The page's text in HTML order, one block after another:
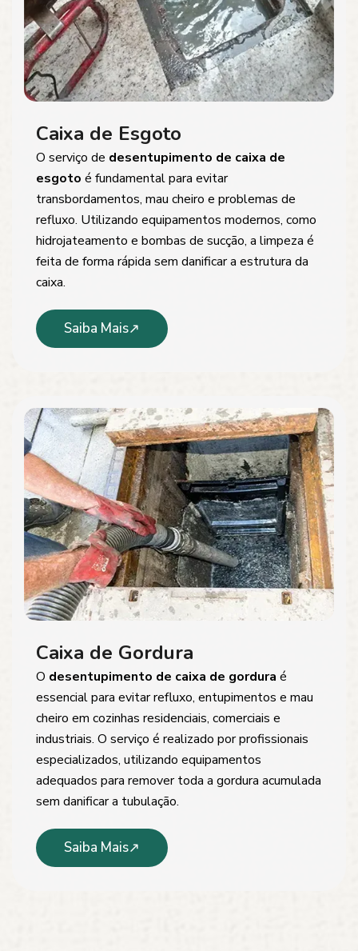
Caixa de Esgoto
O serviço de desentupimento de caixa de
esgoto é fundamental para evitar
transbordamentos, mau cheiro e problemas de
refluxo. Utilizando equipamentos modernos, como
hidrojateamento e bombas de sucção, a limpeza é
feita de forma rápida sem danificar a estrutura da
caixa.
Saiba Mais
Caixa de Gordura
O desentupimento de caixa de gordura é
essencial para evitar refluxo, entupimentos e mau
cheiro em cozinhas residenciais, comerciais e
industriais. O serviço é realizado por profissionais
especializados, utilizando equipamentos
adequados para remover toda a gordura acumulada
sem danificar a tubulação.
Saiba Mais